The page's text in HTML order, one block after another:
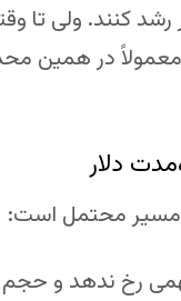
کنند. ولی تا
معمولاً در همین
دلار
مسیر محتمل است:
رخ ندهد و